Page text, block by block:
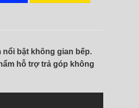
nổi bật không gian bếp.
hỗ trợ trả góp không